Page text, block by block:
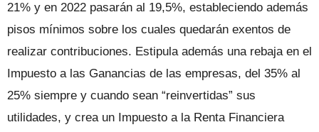
21% y en 2022 pasarán al 19,5%, estableciendo además
pisos mínimos sobre los cuales quedarán exentos de
realizar contribuciones. Estipula además una rebaja en el
Impuesto a las Ganancias de las empresas, del 35% al
25% siempre y cuando sean “reinvertidas” sus
utilidades, y crea un Impuesto a la Renta Financiera